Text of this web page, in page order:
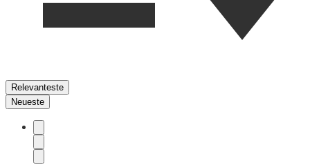
Relevanteste
Neueste